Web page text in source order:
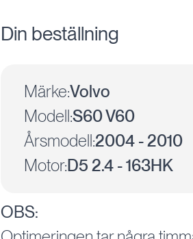
Din beställning
Märke:Volvo
Modell:S60 V60
Årsmodell:2004 - 2010
Motor:D5 2.4 - 163HK
OBS: